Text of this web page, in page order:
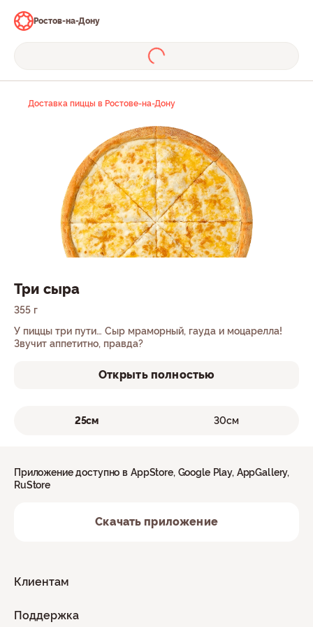
Ростов-на-Дону
Доставка пиццы в Ростове-на-Дону
Три сыра
355 г
У пиццы три пути… Сыр мраморный, гауда и моцарелла!
Звучит аппетитно, правда?
Открыть полностью
25см 30см
Клиентам
Поддержка
Приложение доступно в AppStore, Google Play, AppGallery,
RuStore
Скачать приложение